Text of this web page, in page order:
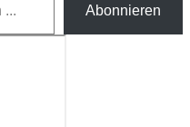
Abonnieren